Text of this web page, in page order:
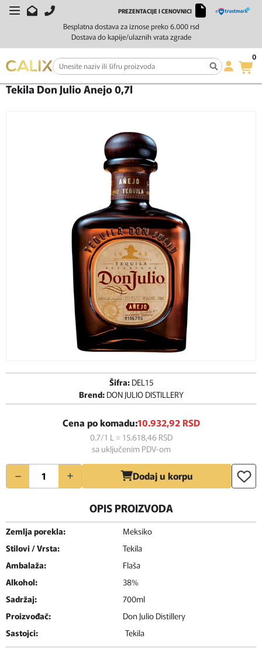
Besplatna dostava za iznose preko 6.000 rsd
Dostava do kapije/ulaznih vrata zgrade
PREZENTACIJE I CENOVNICI
0
Početna Žestoka pića Tekila Tekila Don Julio Anejo 0,7l
Tekila Don Julio Anejo 0,7l
Šifra: DEL15
Brend: DON JULIO DISTILLERY
Cena po komadu:10.932,92 RSD
0.7/1 L = 15.618,46 RSD
sa uključenim PDV-om
Količina Dodaj u korpu
OPIS PROIZVODA
Zemlja porekla:
Meksiko
Stilovi / Vrsta:
Tekila
Ambalaža:
Flaša
Alkohol:
38%
Sadržaj:
700ml
Proizvođač:
Don Julio Distillery
Sastojci:
Tekila